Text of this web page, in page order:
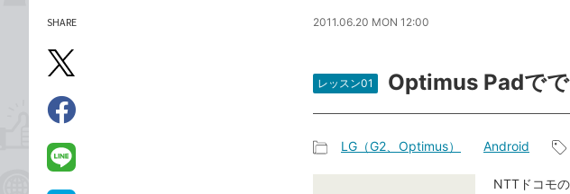
る
ッ
ト
SHARE
X（旧
で
2011.06.20 MON 12:00
レッスン01 Optimus Padで
LG（G2、Optimus） Android
NTTドコモ